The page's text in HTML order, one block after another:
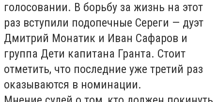
голосовании. В борьбу за жизнь на этот
раз вступили подопечные Сереги — дуэт
Дмитрий Монатик и Иван Сафаров и
группа Дети капитана Гранта. Стоит
отметить, что последние уже третий раз
оказываются в номинации.